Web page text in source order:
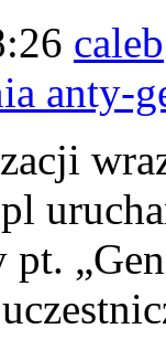
caleb
anty-
pt.